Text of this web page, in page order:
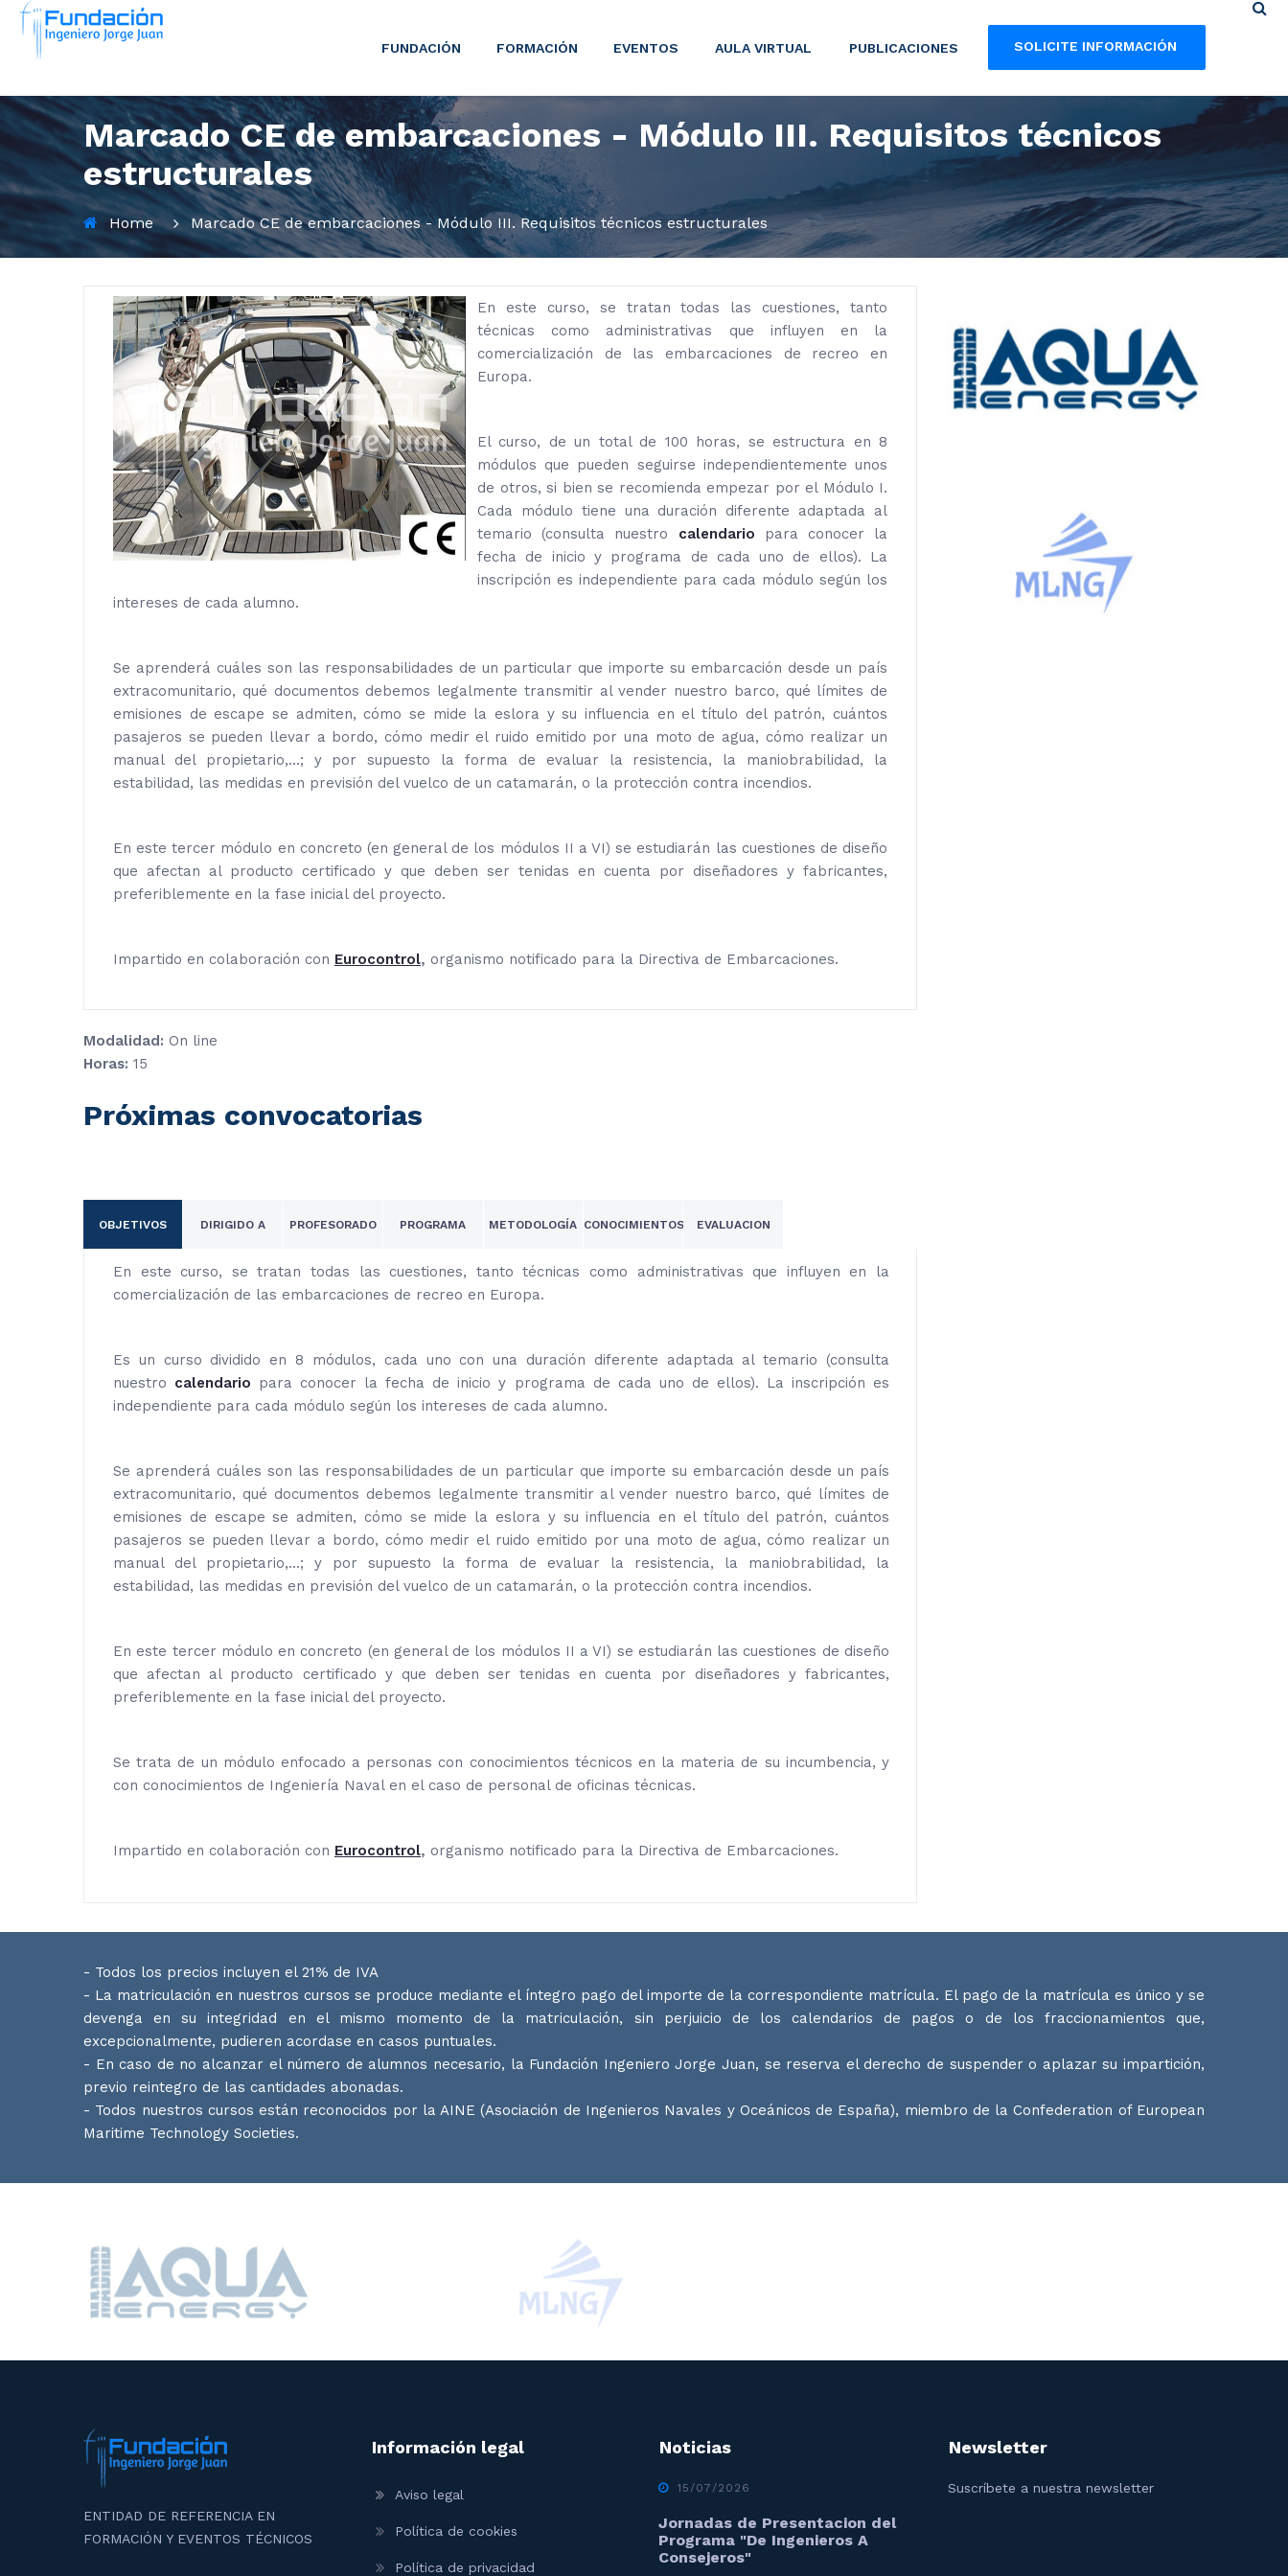
SOLICITE INFORMACIÓN
FUNDACIÓN FORMACIÓN EVENTOS AULA VIRTUAL PUBLICACIONES
Marcado CE de embarcaciones - Módulo III. Requisitos técnicos
estructurales
Home Marcado CE de embarcaciones - Módulo III. Requisitos técnicos estructurales
En este curso, se tratan todas las cuestiones, tanto
técnicas como administrativas que influyen en la
comercialización de las embarcaciones de recreo en
Europa.
El curso, de un total de 100 horas, se estructura en 8
módulos que pueden seguirse independientemente unos
de otros, si bien se recomienda empezar por el Módulo I.
Cada módulo tiene una duración diferente adaptada al
temario (consulta nuestro calendario para conocer la
fecha de inicio y programa de cada uno de ellos). La
inscripción es independiente para cada módulo según los
intereses de cada alumno.
Se aprenderá cuáles son las responsabilidades de un particular que importe su embarcación desde un país
extracomunitario, qué documentos debemos legalmente transmitir al vender nuestro barco, qué límites de
emisiones de escape se admiten, cómo se mide la eslora y su influencia en el título del patrón, cuántos
pasajeros se pueden llevar a bordo, cómo medir el ruido emitido por una moto de agua, cómo realizar un
manual del propietario,...; y por supuesto la forma de evaluar la resistencia, la maniobrabilidad, la
estabilidad, las medidas en previsión del vuelco de un catamarán, o la protección contra incendios.
En este tercer módulo en concreto (en general de los módulos II a VI) se estudiarán las cuestiones de diseño
que afectan al producto certificado y que deben ser tenidas en cuenta por diseñadores y fabricantes,
preferiblemente en la fase inicial del proyecto.
Impartido en colaboración con Eurocontrol, organismo notificado para la Directiva de Embarcaciones.
Modalidad: On line
Horas: 15
Próximas convocatorias
OBJETIVOS DIRIGIDO A PROFESORADO PROGRAMA METODOLOGÍA CONOCIMIENTOS EVALUACION
En este curso, se tratan todas las cuestiones, tanto técnicas como administrativas que influyen en la
comercialización de las embarcaciones de recreo en Europa.
Es un curso dividido en 8 módulos, cada uno con una duración diferente adaptada al temario (consulta
nuestro calendario para conocer la fecha de inicio y programa de cada uno de ellos). La inscripción es
independiente para cada módulo según los intereses de cada alumno.
Se aprenderá cuáles son las responsabilidades de un particular que importe su embarcación desde un país
extracomunitario, qué documentos debemos legalmente transmitir al vender nuestro barco, qué límites de
emisiones de escape se admiten, cómo se mide la eslora y su influencia en el título del patrón, cuántos
pasajeros se pueden llevar a bordo, cómo medir el ruido emitido por una moto de agua, cómo realizar un
manual del propietario,...; y por supuesto la forma de evaluar la resistencia, la maniobrabilidad, la
estabilidad, las medidas en previsión del vuelco de un catamarán, o la protección contra incendios.
En este tercer módulo en concreto (en general de los módulos II a VI) se estudiarán las cuestiones de diseño
que afectan al producto certificado y que deben ser tenidas en cuenta por diseñadores y fabricantes,
preferiblemente en la fase inicial del proyecto.
Se trata de un módulo enfocado a personas con conocimientos técnicos en la materia de su incumbencia, y
con conocimientos de Ingeniería Naval en el caso de personal de oficinas técnicas.
Impartido en colaboración con Eurocontrol, organismo notificado para la Directiva de Embarcaciones.
- Todos los precios incluyen el 21% de IVA
- La matriculación en nuestros cursos se produce mediante el íntegro pago del importe de la correspondiente matrícula. El pago de la matrícula es único y se
devenga en su integridad en el mismo momento de la matriculación, sin perjuicio de los calendarios de pagos o de los fraccionamientos que,
excepcionalmente, pudieren acordase en casos puntuales.
- En caso de no alcanzar el número de alumnos necesario, la Fundación Ingeniero Jorge Juan, se reserva el derecho de suspender o aplazar su impartición,
previo reintegro de las cantidades abonadas.
- Todos nuestros cursos están reconocidos por la AINE (Asociación de Ingenieros Navales y Oceánicos de España), miembro de la Confederation of European
Maritime Technology Societies.
ENTIDAD DE REFERENCIA EN
FORMACIÓN Y EVENTOS TÉCNICOS
Información legal
Aviso legal
Política de cookies
Política de privacidad
Noticias
15/07/2026
Jornadas de Presentacion del
Programa "De Ingenieros A
Consejeros"
Newsletter
Suscríbete a nuestra newsletter